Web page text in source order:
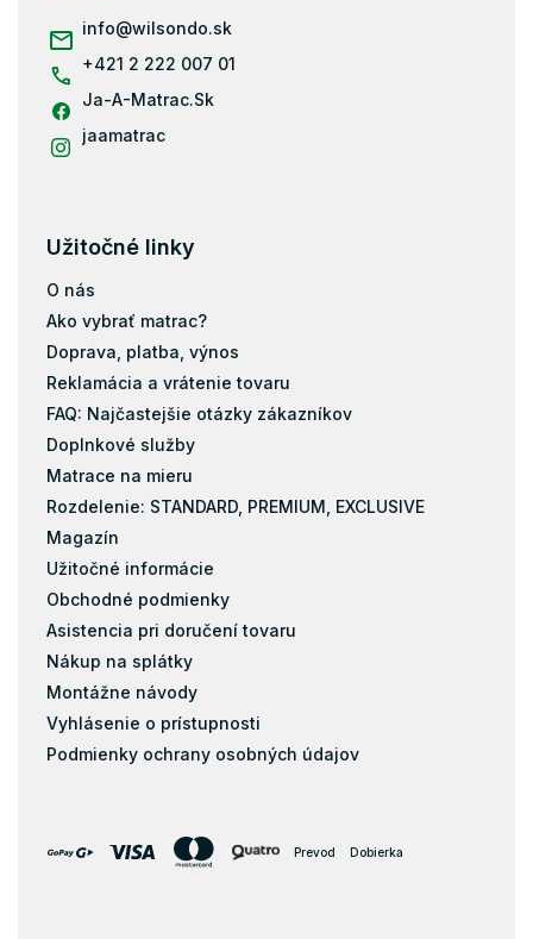
info@wilsondo.sk
+421 2 222 007 01
Ja-A-Matrac.Sk
jaamatrac
Užitočné linky
O nás
Ako vybrať matrac?
Doprava, platba, výnos
Reklamácia a vrátenie tovaru
FAQ: Najčastejšie otázky zákazníkov
Doplnkové služby
Matrace na mieru
Rozdelenie: STANDARD, PREMIUM, EXCLUSIVE
Magazín
Užitočné informácie
Obchodné podmienky
Asistencia pri doručení tovaru
Nákup na splátky
Montážne návody
Vyhlásenie o prístupnosti
Podmienky ochrany osobných údajov
Prevod Dobierka